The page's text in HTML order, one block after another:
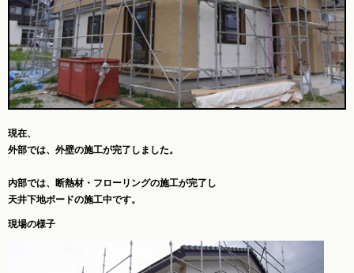
現在、
外部では、外壁の施工が完了しました。
内部では、断熱材・フローリングの施工が完了し
天井下地ボードの施工中です。
現場の様子